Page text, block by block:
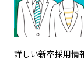
詳しい新卒採用情